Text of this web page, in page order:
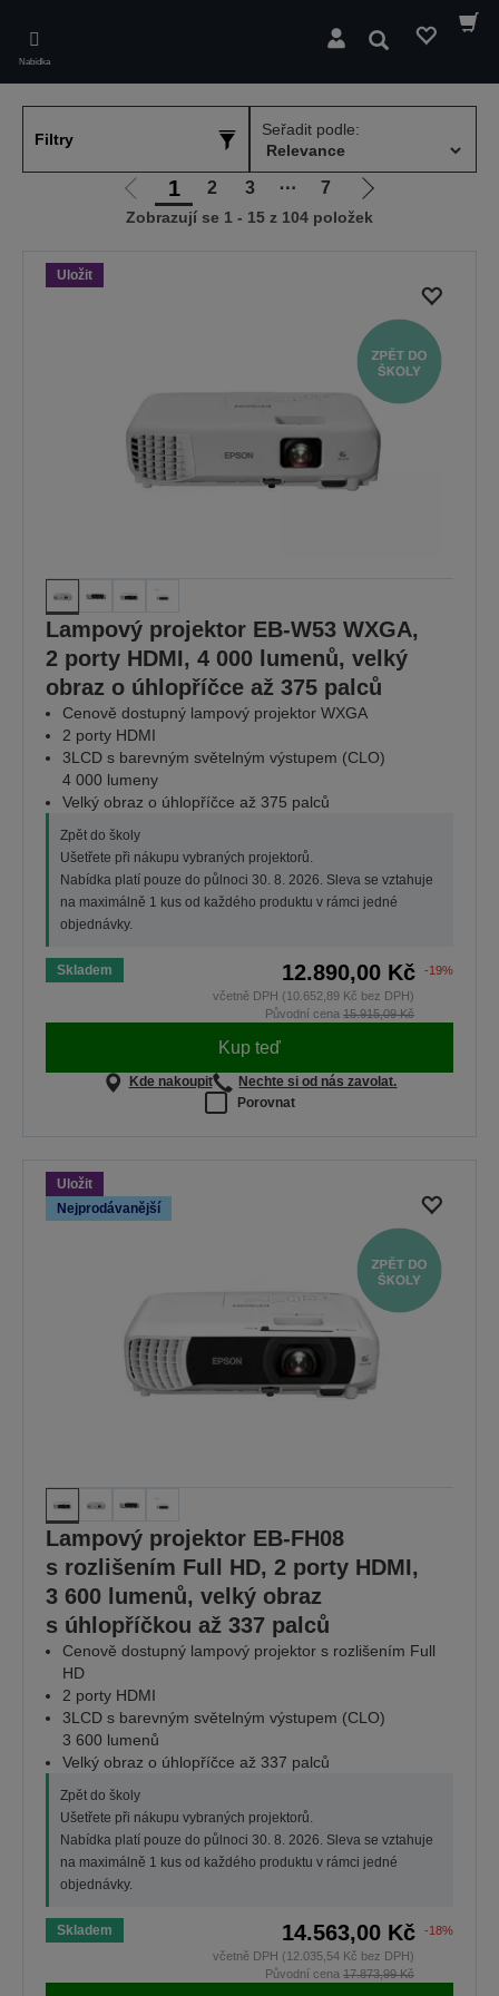
main
content
Nabídka
Hledat
Filtry
Seřadit podle:
Jít
na
1 2 3 ⋯ 7
Jít
na
Zobrazují se 1 - 15 z 104 položek
Uložit
Lampový projektor EB-W53 WXGA,
2 porty HDMI, 4 000 lumenů, velký
obraz o úhlopříčce až 375 palců
Cenově dostupný lampový projektor WXGA
2 porty HDMI
3LCD s barevným světelným výstupem (CLO)
4 000 lumeny
Velký obraz o úhlopříčce až 375 palců
Zpět do školy
Ušetřete při nákupu vybraných projektorů.
Nabídka platí pouze do půlnoci 30. 8. 2026. Sleva se vztahuje
na maximálně 1 kus od každého produktu v rámci jedné
objednávky.
Skladem 12.890,00 Kč
-19%
včetně DPH (10.652,89 Kč bez DPH)
Původní cena 15.915,09 Kč
Kup teď
Kde nakoupit
Nechte si od nás zavolat.
Porovnat
Uložit
Nejprodávanější
Lampový projektor EB-FH08
s rozlišením Full HD, 2 porty HDMI,
3 600 lumenů, velký obraz
s úhlopříčkou až 337 palců
Cenově dostupný lampový projektor s rozlišením Full
HD
2 porty HDMI
3LCD s barevným světelným výstupem (CLO)
3 600 lumenů
Velký obraz o úhlopříčce až 337 palců
Zpět do školy
Ušetřete při nákupu vybraných projektorů.
Nabídka platí pouze do půlnoci 30. 8. 2026. Sleva se vztahuje
na maximálně 1 kus od každého produktu v rámci jedné
objednávky.
Skladem 14.563,00 Kč
-18%
včetně DPH (12.035,54 Kč bez DPH)
Původní cena 17.873,99 Kč